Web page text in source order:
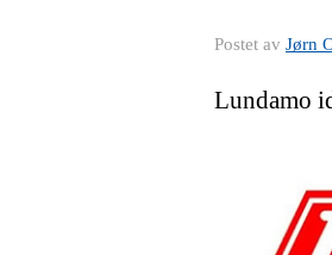
Postet av Jørn
Lundamo